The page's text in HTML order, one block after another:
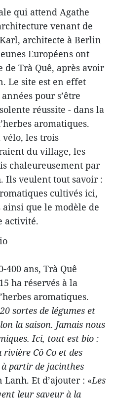
qui attend Agathe
venant de
architecte à Berlin
Européens ont
de Trà Quê, après avoir
Le site est en effet
pour s’être
réussite - dans la
aromatiques.
les trois
du village, les
chaleureusement par
Ils veulent tout savoir :
cultivés ici,
que le modèle de
activité.
400 ans, Trà Quê
ha réservés à la
aromatiques.
sortes de légumes et
la saison. Jamais nous
Ici, tout est bio :
Cô Co et des
partir de jacinthes
Et d’ajouter : «Les
leur saveur à la